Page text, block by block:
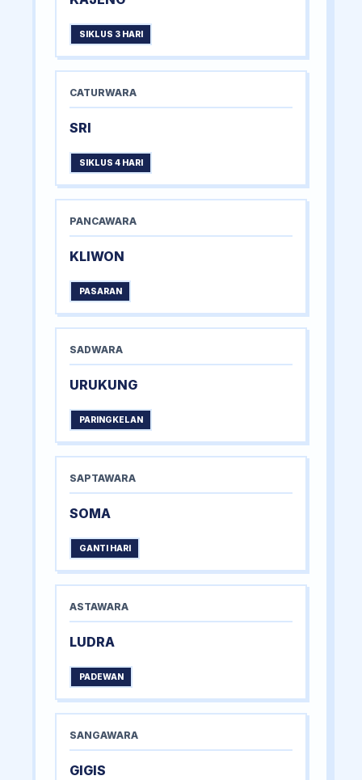
SIKLUS 3 HARI
CATURWARA
SRI
SIKLUS 4 HARI
PANCAWARA
KLIWON
PASARAN
SADWARA
URUKUNG
PARINGKELAN
SAPTAWARA
SOMA
GANTI HARI
ASTAWARA
LUDRA
PADEWAN
SANGAWARA
GIGIS